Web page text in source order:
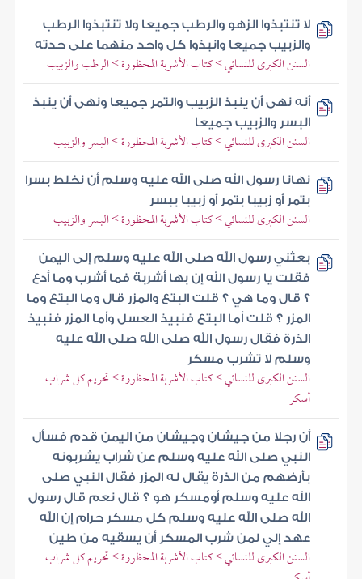
لا تنتبذوا الزهو والرطب جميعا ولا تنتبذوا الرطب
والزبيب جميعا وانبذوا كل واحد منهما على حدته
السنن الكبرى للنسائي > كتاب الأشربة المحظورة > الرطب والزبيب
أنه نهى أن ينبذ الزبيب والتمر جميعا ونهى أن ينبذ
البسر والزبيب جميعا
السنن الكبرى للنسائي > كتاب الأشربة المحظورة > البسر والزبيب
نهانا رسول الله صلى الله عليه وسلم أن نخلط بسرا
بتمر أو زبيبا بتمر أو زبيبا ببسر
السنن الكبرى للنسائي > كتاب الأشربة المحظورة > البسر والزبيب
بعثني رسول الله صلى الله عليه وسلم إلى اليمن
فقلت يا رسول الله إن بها أشربة فما أشرب وما أدع
؟ قال وما هي ؟ قلت البتع والمزر قال وما البتع وما
المزر ؟ قلت أما البتع فنبيذ العسل وأما المزر فنبيذ
الذرة فقال رسول الله صلى الله صلى الله عليه
وسلم لا تشرب مسكر
السنن الكبرى للنسائي > كتاب الأشربة المحظورة > تحريم كل شراب
أسكر
أن رجلا من جيشان وجيشان من اليمن قدم فسأل
النبي صلى الله عليه وسلم عن شراب يشربونه
بأرضهم من الذرة يقال له المزر فقال النبي صلى
الله عليه وسلم أومسكر هو ؟ قال نعم قال رسول
الله صلى الله عليه وسلم كل مسكر حرام إن الله
عهد إلي لمن شرب المسكر أن يسقيه من طين
السنن الكبرى للنسائي > كتاب الأشربة المحظورة > تحريم كل شراب